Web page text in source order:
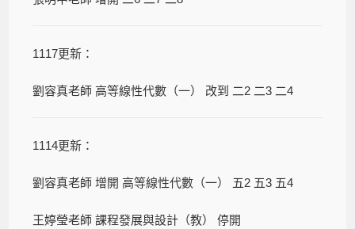
1117更新：
劉容真老師 高等線性代數（一） 改到 二2 二3 二4
1114更新：
劉容真老師 增開 高等線性代數（一） 五2 五3 五4
王婷瑩老師 課程發展與設計（教） 停開